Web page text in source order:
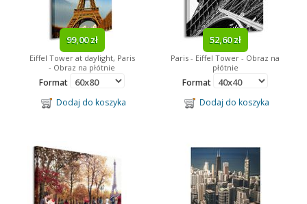
99,00 zł
Eiffel Tower at daylight, Paris
- Obraz na płótnie
Format
Dodaj do koszyka
52,60 zł
Paris - Eiffel Tower - Obraz na
płótnie
Format
Dodaj do koszyka